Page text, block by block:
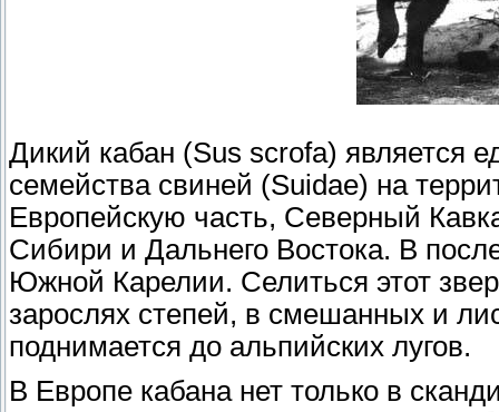
Дикий кабан (Sus scrofa) является
семейства свиней (Suidae) на
Европейскую часть, Северный
Сибири и Дальнего Востока. В
Южной Карелии. Селиться этот
зарослях степей, в смешанных и
поднимается до альпийских лугов.
В Европе кабана нет только в